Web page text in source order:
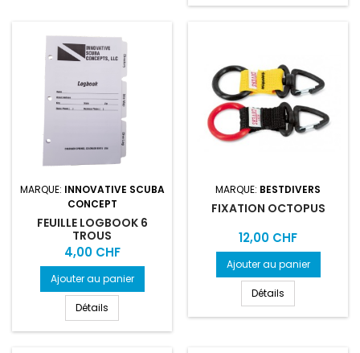
MARQUE: INNOVATIVE SCUBA
CONCEPT
FEUILLE LOGBOOK 6
TROUS
Prix
4,00 CHF
Ajouter au panier
Détails
MARQUE: BESTDIVERS
FIXATION OCTOPUS
Prix
12,00 CHF
Ajouter au panier
Détails